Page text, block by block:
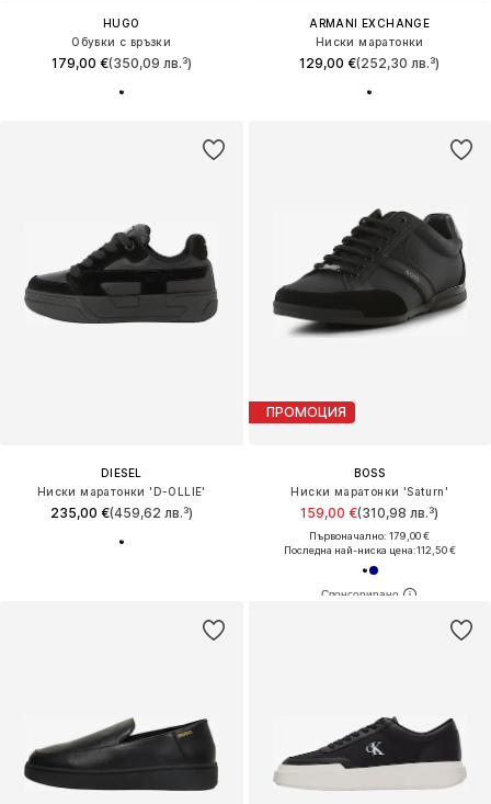
HUGO
Обувки с връзки
179,00 €(350,09 лв.³)
ARMANI EXCHANGE
Ниски маратонки
129,00 €(252,30 лв.³)
DIESEL
Ниски маратонки 'D-OLLIE'
235,00 €(459,62 лв.³)
ПРОМОЦИЯ
BOSS
Ниски маратонки 'Saturn'
159,00 €(310,98 лв.³)
Първоначално: 179,00 €
Последна най-ниска цена:112,50 €